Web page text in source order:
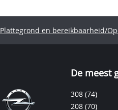
Plattegrond en bereikbaarheid/
De meest
308 (74)
208 (70)